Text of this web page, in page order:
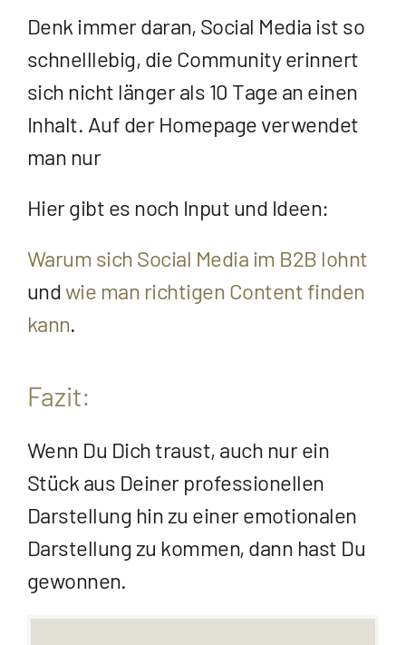
Denk immer daran, Social Media ist so
schnelllebig, die Community erinnert
sich nicht länger als 10 Tage an einen
Inhalt. Auf der Homepage verwendet
man nur
Hier gibt es noch Input und Ideen:
Warum sich Social Media im B2B lohnt
undwie man richtigen Content finden
kann.
Fazit:
Wenn Du Dich traust, auch nur ein
Stück aus Deiner professionellen
Darstellung hin zu einer emotionalen
Darstellung zu kommen, dann hast Du
gewonnen.